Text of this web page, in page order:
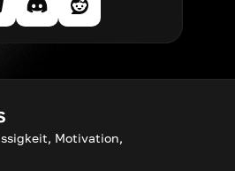
Motivation,